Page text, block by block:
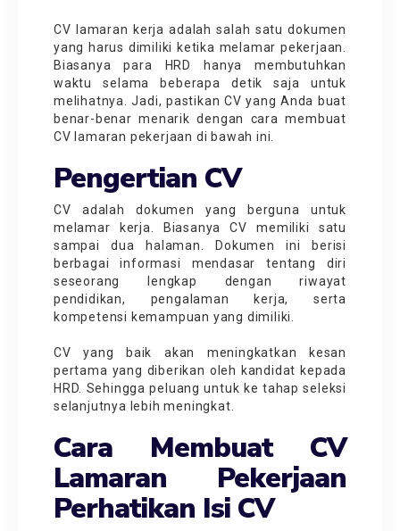
CV lamaran kerja adalah salah satu dokumen
yang harus dimiliki ketika melamar pekerjaan.
Biasanya para HRD hanya membutuhkan
waktu selama beberapa detik saja untuk
melihatnya. Jadi, pastikan CV yang Anda buat
benar-benar menarik dengan cara membuat
CV lamaran pekerjaan di bawah ini.
Pengertian CV
CV adalah dokumen yang berguna untuk
melamar kerja. Biasanya CV memiliki satu
sampai dua halaman. Dokumen ini berisi
berbagai informasi mendasar tentang diri
seseorang lengkap dengan riwayat
pendidikan, pengalaman kerja, serta
kompetensi kemampuan yang dimiliki.
CV yang baik akan meningkatkan kesan
pertama yang diberikan oleh kandidat kepada
HRD. Sehingga peluang untuk ke tahap seleksi
selanjutnya lebih meningkat.
Cara Membuat CV
Lamaran Pekerjaan
Perhatikan Isi CV